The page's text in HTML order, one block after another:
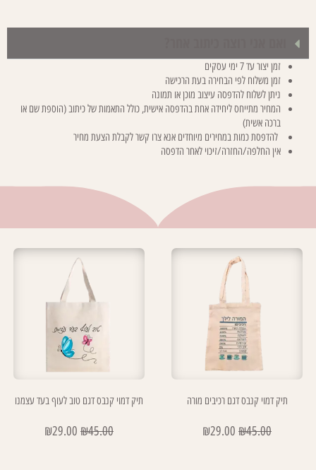
זמן יצור עד 7 ימי עסקים
זמן משלוח לפי הבחירה בעת הרכישה
ניתן לשלוח להדפסה עיצוב מוכן או תמונה
המחיר מתייחס ליחידה אחת בהדפסה אישית, כולל התאמות של כיתוב (הוספת שם או
ברכה אשית)
להדפסת כמות במחירים מיוחדים אנא צרו קשר לקבלת הצעת מחיר
אין החלפה/החזרה/זיכוי לאחר הדפסה
תיק דמוי קנבס דגם רכיבים מורה
₪45.00
₪29.00
תיק דמוי קנבס דגם טוב לעוף בעד עצמנו
₪45.00
₪29.00